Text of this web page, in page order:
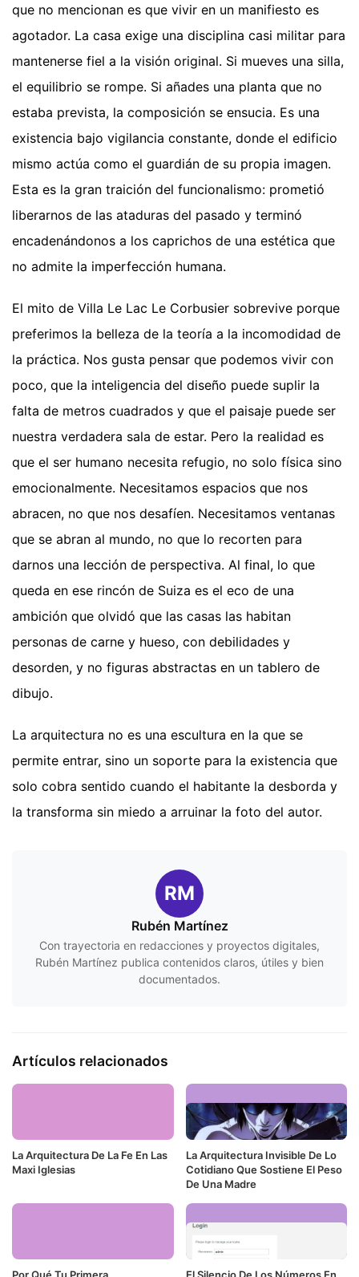
que no mencionan es que vivir en un manifiesto es
agotador. La casa exige una disciplina casi militar para
mantenerse fiel a la visión original. Si mueves una silla,
el equilibrio se rompe. Si añades una planta que no
estaba prevista, la composición se ensucia. Es una
existencia bajo vigilancia constante, donde el edificio
mismo actúa como el guardián de su propia imagen.
Esta es la gran traición del funcionalismo: prometió
liberarnos de las ataduras del pasado y terminó
encadenándonos a los caprichos de una estética que
no admite la imperfección humana.
El mito de Villa Le Lac Le Corbusier sobrevive porque
preferimos la belleza de la teoría a la incomodidad de
la práctica. Nos gusta pensar que podemos vivir con
poco, que la inteligencia del diseño puede suplir la
falta de metros cuadrados y que el paisaje puede ser
nuestra verdadera sala de estar. Pero la realidad es
que el ser humano necesita refugio, no solo física sino
emocionalmente. Necesitamos espacios que nos
abracen, no que nos desafíen. Necesitamos ventanas
que se abran al mundo, no que lo recorten para
darnos una lección de perspectiva. Al final, lo que
queda en ese rincón de Suiza es el eco de una
ambición que olvidó que las casas las habitan
personas de carne y hueso, con debilidades y
desorden, y no figuras abstractas en un tablero de
dibujo.
La arquitectura no es una escultura en la que se
permite entrar, sino un soporte para la existencia que
solo cobra sentido cuando el habitante la desborda y
la transforma sin miedo a arruinar la foto del autor.
RM
Rubén Martínez
Con trayectoria en redacciones y proyectos digitales,
Rubén Martínez publica contenidos claros, útiles y bien
documentados.
Artículos relacionados
La Arquitectura De La Fe En Las
Maxi Iglesias
La Arquitectura Invisible De Lo
Cotidiano Que Sostiene El Peso
De Una Madre